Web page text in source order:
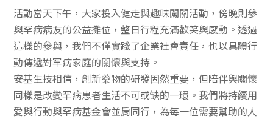
活動當天下午，大家投入健走與趣味闖關活動，傍晚則參
與罕病病友的公益攤位，整日行程充滿歡笑與感動。透過
這樣的參與，我們不僅實踐了企業社會責任，也以具體行
動傳遞對罕病家庭的關懷與支持。
安基生技相信，創新藥物的研發固然重要，但陪伴與關懷
同樣是改變罕病患者生活不可或缺的一環。我們將持續用
愛與行動與罕病基金會並肩同行，為每一位需要幫助的人